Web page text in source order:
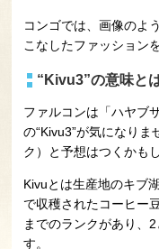
コンゴでは、画像のよ
こなしたファッション
“Kivu3”の意味と
ファルコンは「ハヤブ
の“Kivu3”が気になり
ク）と予想はつくかも
Kivuとは生産地のキブ
で収穫されたコーヒー
までのランクがあり、
す。